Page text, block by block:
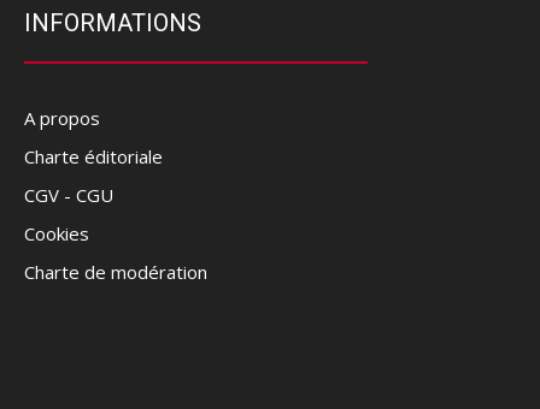
INFORMATIONS
A propos
Charte éditoriale
CGV - CGU
Cookies
Charte de modération